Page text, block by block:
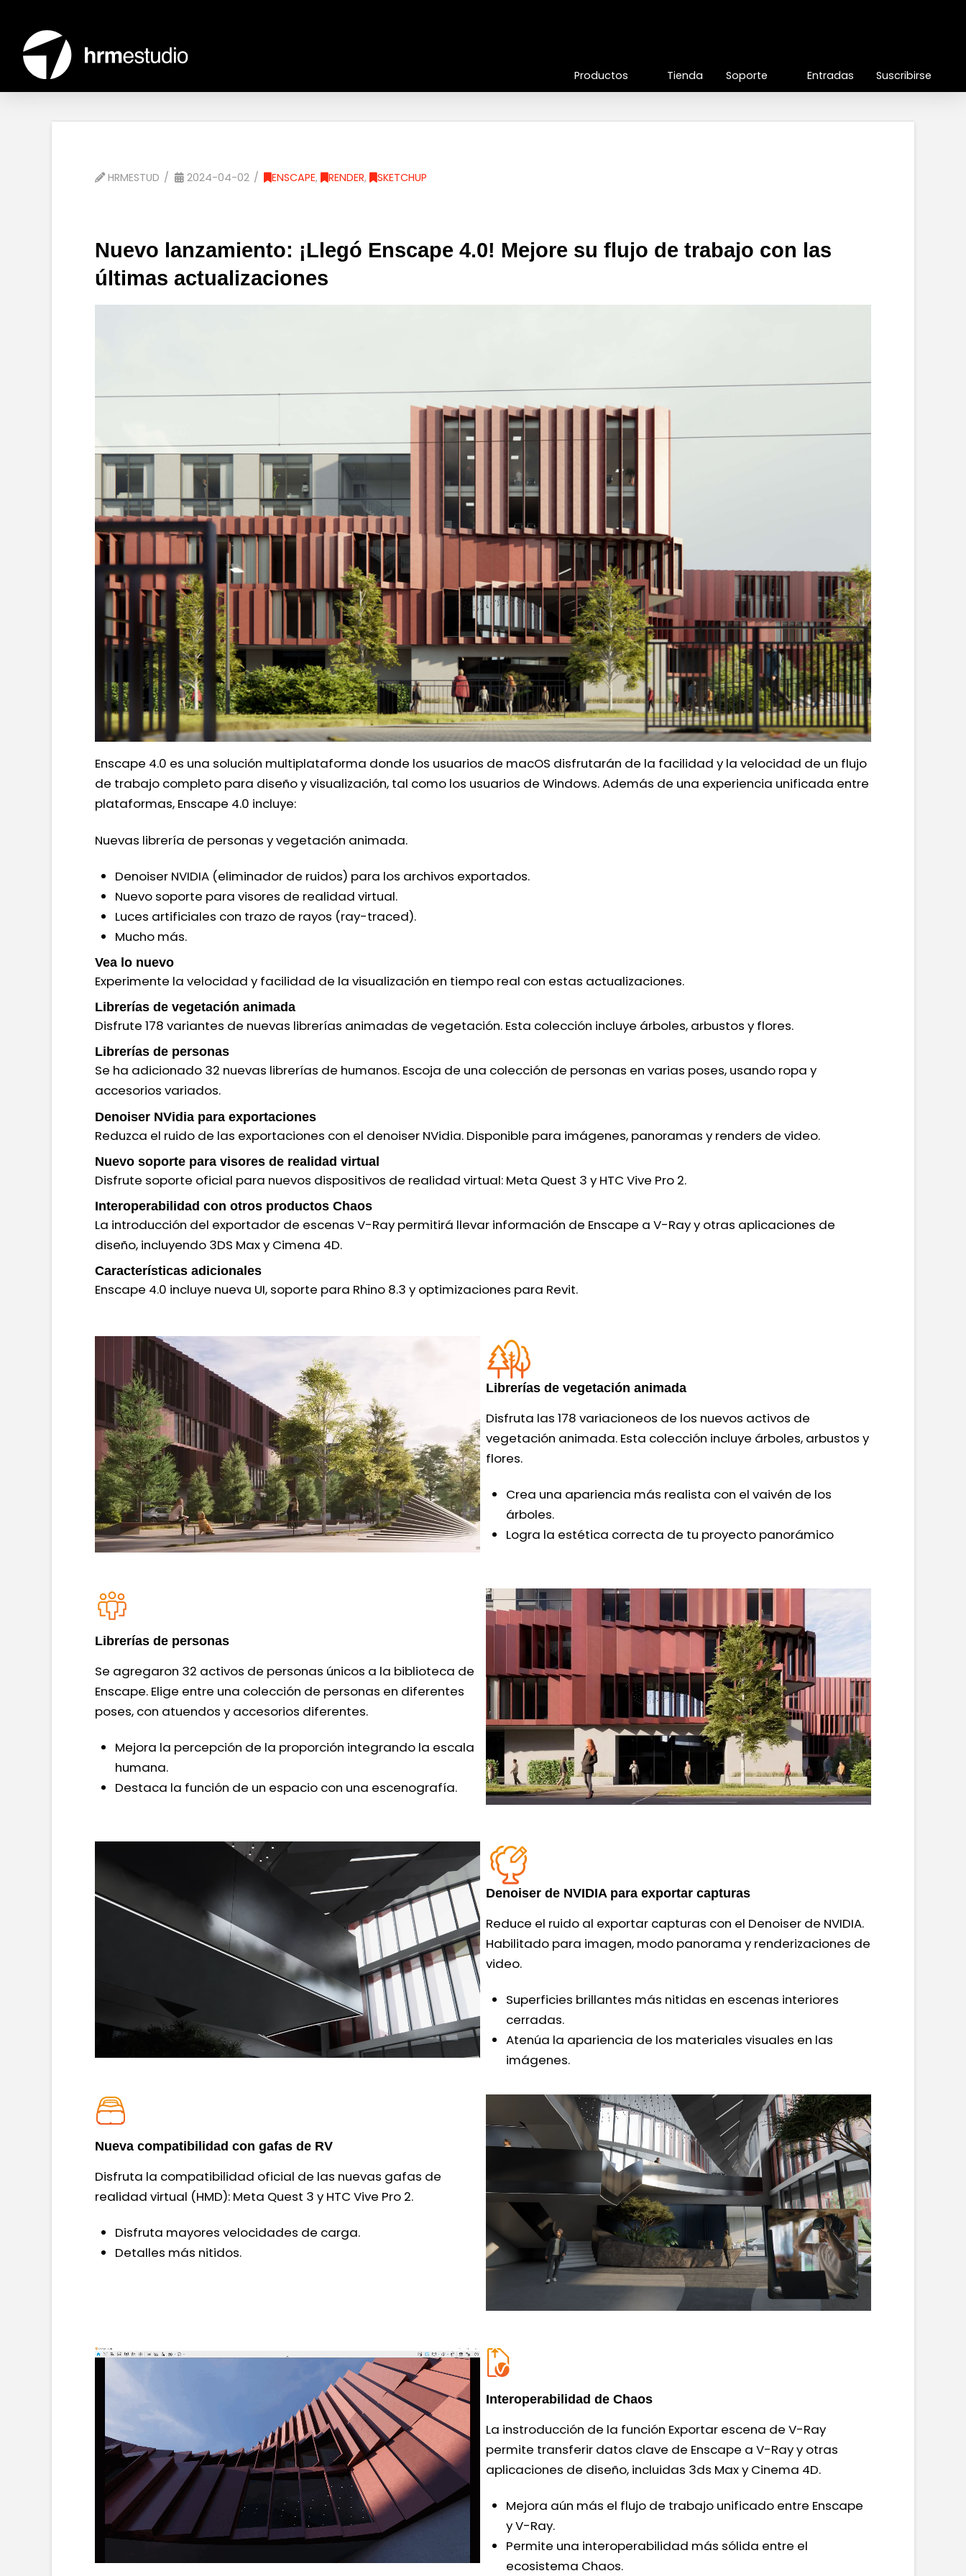
Productos Tienda Soporte Entradas Suscribirse
HRMESTUD 2024-04-02 ENSCAPE, RENDER, SKETCHUP
Nuevo lanzamiento: ¡Llegó Enscape 4.0! Mejore su flujo de trabajo con las
últimas actualizaciones
Enscape 4.0 es una solución multiplataforma donde los usuarios de macOS disfrutarán de la facilidad y la velocidad de un flujo
de trabajo completo para diseño y visualización, tal como los usuarios de Windows. Además de una experiencia unificada entre
plataformas, Enscape 4.0 incluye:
Nuevas librería de personas y vegetación animada.
Denoiser NVIDIA (eliminador de ruidos) para los archivos exportados.
Nuevo soporte para visores de realidad virtual.
Luces artificiales con trazo de rayos (ray-traced).
Mucho más.
Vea lo nuevo
Experimente la velocidad y facilidad de la visualización en tiempo real con estas actualizaciones.
Librerías de vegetación animada
Disfrute 178 variantes de nuevas librerías animadas de vegetación. Esta colección incluye árboles, arbustos y flores.
Librerías de personas
Se ha adicionado 32 nuevas librerías de humanos. Escoja de una colección de personas en varias poses, usando ropa y
accesorios variados.
Denoiser NVidia para exportaciones
Reduzca el ruido de las exportaciones con el denoiser NVidia. Disponible para imágenes, panoramas y renders de video.
Nuevo soporte para visores de realidad virtual
Disfrute soporte oficial para nuevos dispositivos de realidad virtual: Meta Quest 3 y HTC Vive Pro 2.
Interoperabilidad con otros productos Chaos
La introducción del exportador de escenas V-Ray permitirá llevar información de Enscape a V-Ray y otras aplicaciones de
diseño, incluyendo 3DS Max y Cimena 4D.
Características adicionales
Enscape 4.0 incluye nueva UI, soporte para Rhino 8.3 y optimizaciones para Revit.
Librerías de vegetación animada
Disfruta las 178 variacioneos de los nuevos activos de
vegetación animada. Esta colección incluye árboles, arbustos y
flores.
Crea una apariencia más realista con el vaivén de los
árboles.
Logra la estética correcta de tu proyecto panorámico
Librerías de personas
Se agregaron 32 activos de personas únicos a la biblioteca de
Enscape. Elige entre una colección de personas en diferentes
poses, con atuendos y accesorios diferentes.
Mejora la percepción de la proporción integrando la escala
humana.
Destaca la función de un espacio con una escenografía.
Denoiser de NVIDIA para exportar capturas
Reduce el ruido al exportar capturas con el Denoiser de NVIDIA.
Habilitado para imagen, modo panorama y renderizaciones de
video.
Superficies brillantes más nitidas en escenas interiores
cerradas.
Atenúa la apariencia de los materiales visuales en las
imágenes.
Nueva compatibilidad con gafas de RV
Disfruta la compatibilidad oficial de las nuevas gafas de
realidad virtual (HMD): Meta Quest 3 y HTC Vive Pro 2.
Disfruta mayores velocidades de carga.
Detalles más nitidos.
Interoperabilidad de Chaos
La instroducción de la función Exportar escena de V-Ray
permite transferir datos clave de Enscape a V-Ray y otras
aplicaciones de diseño, incluidas 3ds Max y Cinema 4D.
Mejora aún más el flujo de trabajo unificado entre Enscape
y V-Ray.
Permite una interoperabilidad más sólida entre el
ecosistema Chaos.